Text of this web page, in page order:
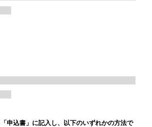
申込書」に記入し、以下のいずれかの方法で